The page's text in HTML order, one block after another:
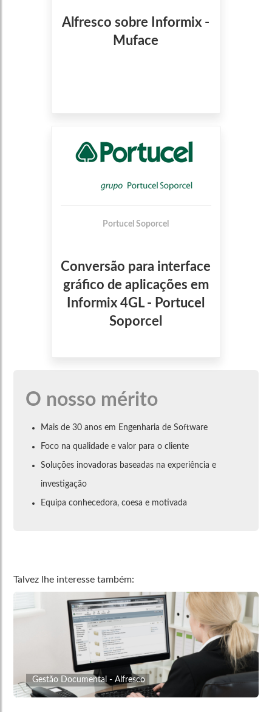
Alfresco sobre Informix -
Muface
Portucel Soporcel
Conversão para interface
gráfico de aplicações em
Informix 4GL - Portucel
Soporcel
O nosso mérito
Mais de 30 anos em Engenharia de Software
Foco na qualidade e valor para o cliente
Soluções inovadoras baseadas na experiência e
investigação
Equipa conhecedora, coesa e motivada
Talvez lhe interesse também:
Gestão Documental - Alfresco